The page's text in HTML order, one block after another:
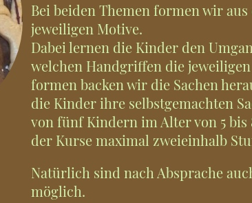
Bei beiden Themen formen wir
jeweiligen Motive.
Dabei lernen die Kinder den
welchen Handgriffen die
formen backen wir die Sachen
die Kinder ihre selbstgemachten
von fünf Kindern im Alter von 5 bis
der Kurse maximal zweieinhalb
Natürlich sind nach Absprache
möglich.